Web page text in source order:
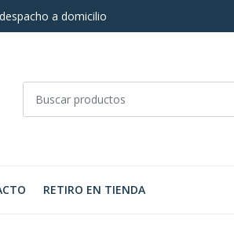
a domicilio
RETIRO EN TIENDA